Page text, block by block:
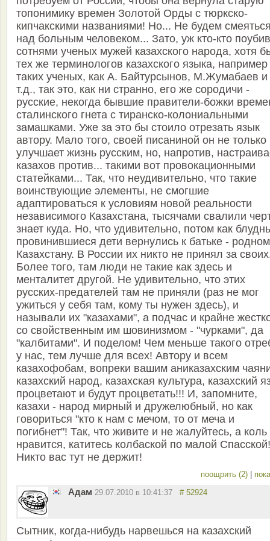
топонимику времен Золотой Орды с тюркско-
кипчакскими названиями! Но... Не будем
над больным человеком... Зато, уж кто-кто
сотнями ученых мужей казахского народа, хотя
тех же терминологов казахского языка, например
таких ученых, как А. Байтурсынов, М.Жумабаев и
т.д., так это, как ни странно, его же сородичи -
русские, некогда бывшие правители-божки
сталинского гнета с тиранско-колониальными
замашками. Уже за это бы стоило отрезать язык
автору. Мало того, своей писаниной он не только
улучшает жизнь русским, но, напротив,
казахов против... такими вот провокационными
статейками... Так, что неудивительно, что такие
воинствующие элементы, не смогшие
адаптироваться к условиям новой реальности
независимого Казахстана, тысячами свалили
знает куда. Но, что удивительно, потом как
провинившиеся дети вернулись к батьке -
Казахстану. В России их никто не принял за
Более того, там люди не такие как здесь и
менталитет другой. Не удивительно, что этих
русских-предателей там не приняли (раз не мог
ужиться у себя там, кому ты нужен здесь), и
называли их "казахами", а подчас и крайне
со свойственным им шовинизмом - "чурками", да
"калбитами". И поделом! Чем меньше такого
у нас, тем лучше для всех! Автору и всем
казахофобам, вопреки вашим аниказахским
казахский народ, казахская культура, казахский
процветают и будут процветать!!! И, запомните,
казахи - народ мирный и дружелюбный, но как
говориться "кто к нам с мечом, то от меча и
погибнет"! Так, что живите и не жалуйтесь, а коль
нравится, катитесь колбаской по малой Спасской!
Никто вас тут не держит!
поощрить (2)
Адам 29.07.2010 в 10:41:37 # 52924
Сытник, когда-нибудь нарвешься на казахский